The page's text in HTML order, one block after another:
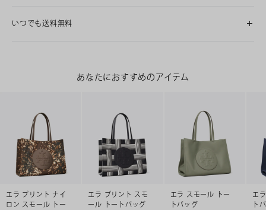
いつでも送料無料
あなたにおすすめのアイテム
エラ プリント ナイ
ロン スモール トー
エラ プリント スモ
ール トートバッグ
エラ スモール トー
トバッグ
エ
ト